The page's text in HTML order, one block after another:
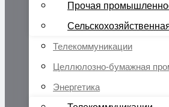
Прочая
Телекоммуникации
Целлюлозно-бумажная
Энергетика